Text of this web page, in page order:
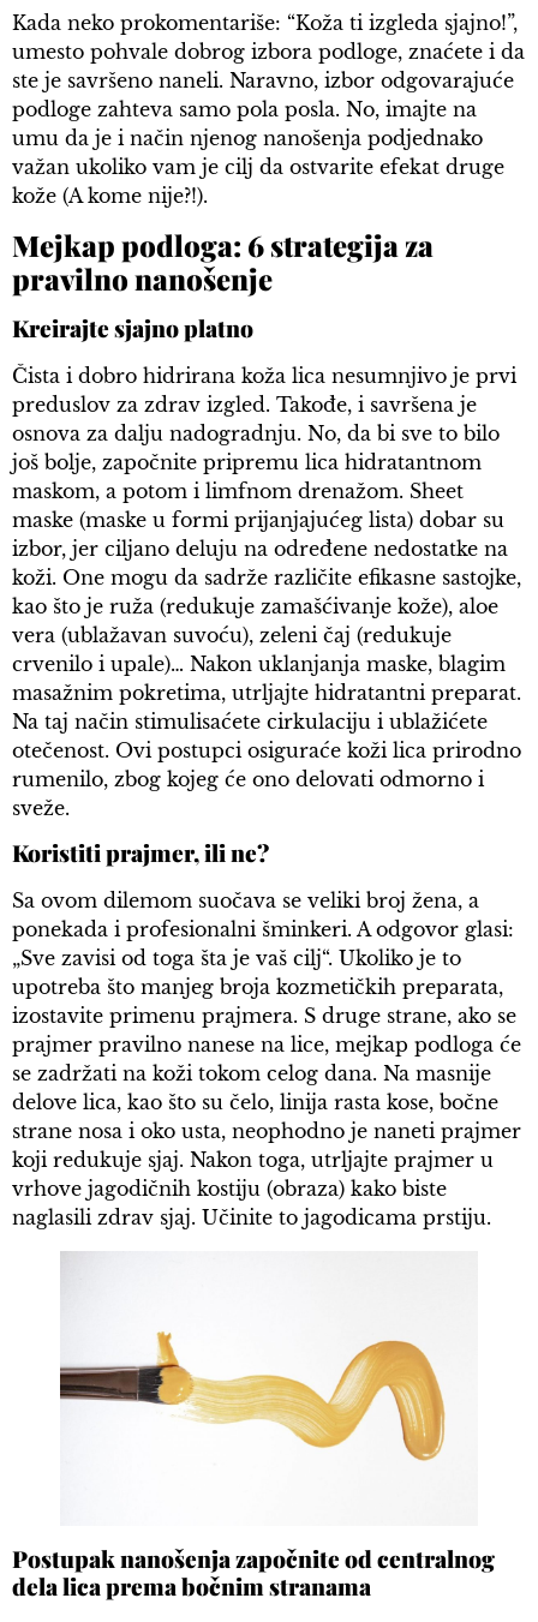
Kada neko prokomentariše: “Koža ti izgleda sjajno!”,
umesto pohvale dobrog izbora podloge, znaćete i da
ste je savršeno naneli. Naravno, izbor odgovarajuće
podloge zahteva samo pola posla. No, imajte na
umu da je i način njenog nanošenja podjednako
važan ukoliko vam je cilj da ostvarite efekat druge
kože (A kome nije?!).
Mejkap podloga: 6 strategija za
pravilno nanošenje
Kreirajte sjajno platno
Čista i dobro hidrirana koža lica nesumnjivo je prvi
preduslov za zdrav izgled. Takođe, i savršena je
osnova za dalju nadogradnju. No, da bi sve to bilo
još bolje, započnite pripremu lica hidratantnom
maskom, a potom i limfnom drenažom. Sheet
maske (maske u formi prijanjajućeg lista) dobar su
izbor, jer ciljano deluju na određene nedostatke na
koži. One mogu da sadrže različite efikasne sastojke,
kao što je ruža (redukuje zamašćivanje kože), aloe
vera (ublažavan suvoću), zeleni čaj (redukuje
crvenilo i upale)… Nakon uklanjanja maske, blagim
masažnim pokretima, utrljajte hidratantni preparat.
Na taj način stimulisaćete cirkulaciju i ublažićete
otečenost. Ovi postupci osiguraće koži lica prirodno
rumenilo, zbog kojeg će ono delovati odmorno i
sveže.
Koristiti prajmer, ili ne?
Sa ovom dilemom suočava se veliki broj žena, a
ponekada i profesionalni šminkeri. A odgovor glasi:
„Sve zavisi od toga šta je vaš cilj“. Ukoliko je to
upotreba što manjeg broja kozmetičkih preparata,
izostavite primenu prajmera. S druge strane, ako se
prajmer pravilno nanese na lice, mejkap podloga će
se zadržati na koži tokom celog dana. Na masnije
delove lica, kao što su čelo, linija rasta kose, bočne
strane nosa i oko usta, neophodno je naneti prajmer
koji redukuje sjaj. Nakon toga, utrljajte prajmer u
vrhove jagodičnih kostiju (obraza) kako biste
naglasili zdrav sjaj. Učinite to jagodicama prstiju.
Postupak nanošenja započnite od centralnog
dela lica prema bočnim stranama